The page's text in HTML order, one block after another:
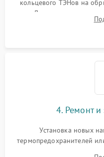
кольцевого ТЭНов на
Диагностика
переключателя
4. Ремонт и
Установка новых
термопредохранителей